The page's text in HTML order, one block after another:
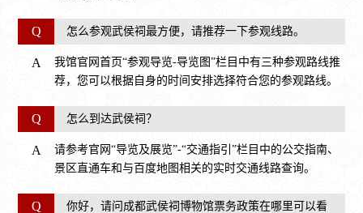
Q 怎么参观武侯祠最方便，请推荐一下参观线路。
A
我馆官网首页“参观导览-导览图”栏目中有三种参观路线推
荐，您可以根据自身的时间安排选择符合您的参观路线。
Q 怎么到达武侯祠？
A
请参考官网“导览及展览”-“交通指引”栏目中的公交指南、
景区直通车和与百度地图相关的实时交通线路查询。
Q 你好，请问成都武侯祠博物馆票务政策在哪里可以看